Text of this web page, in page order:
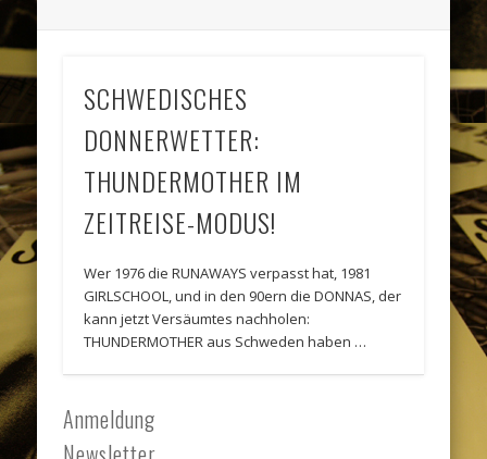
SCHWEDISCHES
DONNERWETTER:
THUNDERMOTHER IM
ZEITREISE-MODUS!
Wer 1976 die RUNAWAYS verpasst hat, 1981
GIRLSCHOOL, und in den 90ern die DONNAS, der
kann jetzt Versäumtes nachholen:
THUNDERMOTHER aus Schweden haben …
Anmeldung